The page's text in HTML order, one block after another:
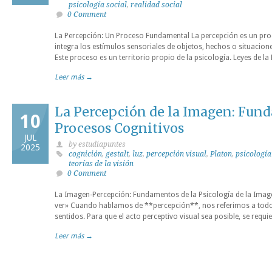
psicología social, realidad social
0 Comment
La Percepción: Un Proceso Fundamental La percepción es un
integra los estímulos sensoriales de objetos, hechos o
Este proceso es un territorio propio de la psicología. Leyes de la
Leer más →
10
JUL
2025
La Percepción de la Imagen:
Procesos Cognitivos
by estudiapuntes
cognición, gestalt, luz, percepción visual,Platon,
teorías de la visión
0 Comment
La Imagen-Percepción: Fundamentos de la Psicología de la
ver» Cuando hablamos de **percepción**, nos referimos a
sentidos. Para que el acto perceptivo visual sea posible, se
Leer más →